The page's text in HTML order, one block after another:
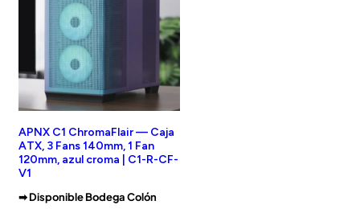
APNX C1 ChromaFlair — Caja
ATX, 3 Fans 140mm, 1 Fan
120mm, azul croma | C1-R-CF-
V1
➡︎ Disponible Bodega Colón